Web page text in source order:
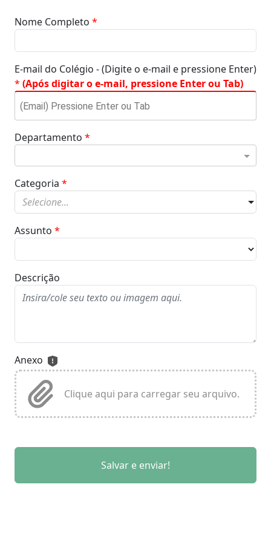
Nome Completo *
E-mail do Colégio - (Digite o e-mail e pressione Enter)
* (Após digitar o e-mail, pressione Enter ou Tab)
Departamento *
Categoria *
Selecione...
Assunto *
Descrição
Anexo
Clique aqui para carregar seu arquivo.
Salvar e enviar!